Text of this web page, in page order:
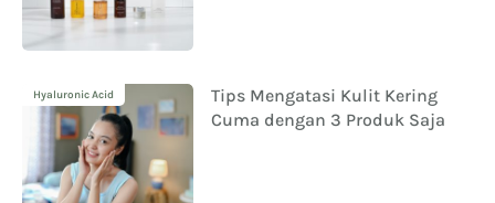
Hyaluronic Acid
Tips Mengatasi Kulit Kering
Cuma dengan 3 Produk Saja